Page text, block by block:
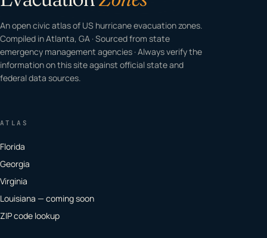
An open civic atlas of US hurricane evacuation zones.
Compiled in Atlanta, GA · Sourced from state
emergency management agencies · Always verify the
information on this site against official state and
federal data sources.
ATLAS
Florida
Georgia
Virginia
Louisiana — coming soon
ZIP code lookup